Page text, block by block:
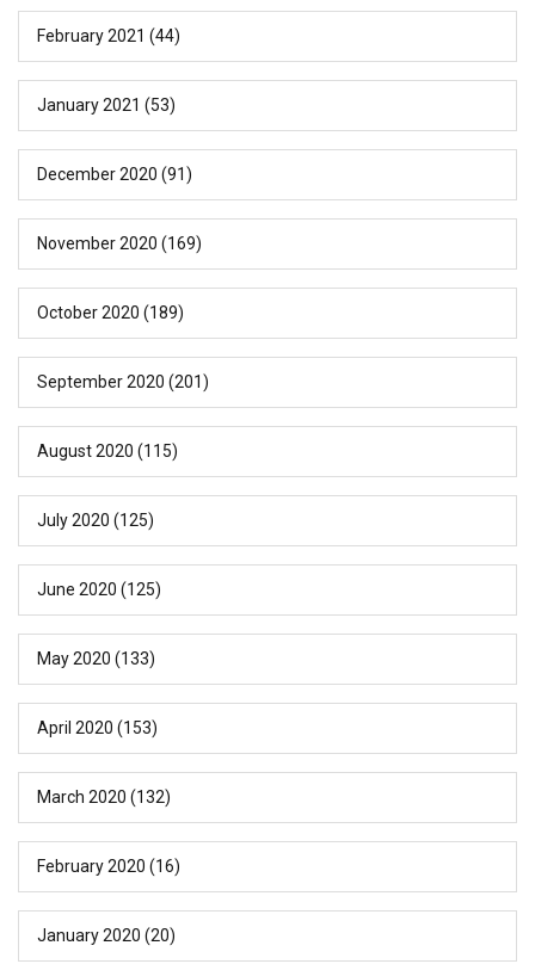
February 2021 (44)
January 2021 (53)
December 2020 (91)
November 2020 (169)
October 2020 (189)
September 2020 (201)
August 2020 (115)
July 2020 (125)
June 2020 (125)
May 2020 (133)
April 2020 (153)
March 2020 (132)
February 2020 (16)
January 2020 (20)